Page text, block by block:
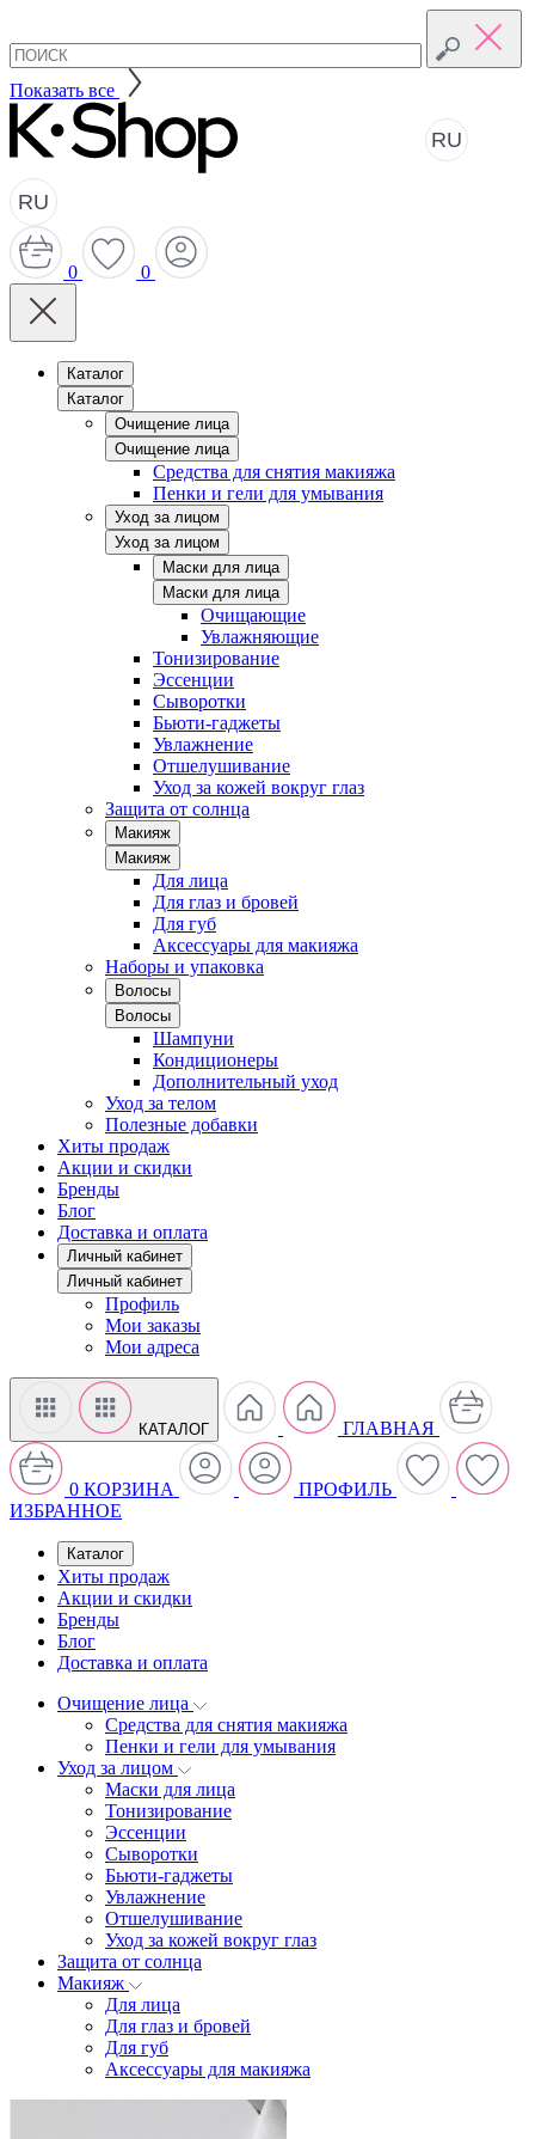
Показать все
RU
RU
0 0
Каталог
Каталог
Очищение лица
Очищение лица
Средства для снятия макияжа
Пенки и гели для умывания
Уход за лицом
Уход за лицом
Маски для лица
Маски для лица
Очищающие
Увлажняющие
Тонизирование
Эссенции
Сыворотки
Бьюти-гаджеты
Увлажнение
Отшелушивание
Уход за кожей вокруг глаз
Защита от солнца
Макияж
Макияж
Для лица
Для глаз и бровей
Для губ
Аксессуары для макияжа
Наборы и упаковка
Волосы
Волосы
Шампуни
Кондиционеры
Дополнительный уход
Уход за телом
Полезные добавки
Хиты продаж
Акции и скидки
Бренды
Блог
Доставка и оплата
Личный кабинет
Личный кабинет
Профиль
Мои заказы
Мои адреса
КАТАЛОГ ГЛАВНАЯ
0 КОРЗИНА
ПРОФИЛЬ
ИЗБРАННОЕ
Каталог
Хиты продаж
Акции и скидки
Бренды
Блог
Доставка и оплата
Очищение лица
Средства для снятия макияжа
Пенки и гели для умывания
Уход за лицом
Маски для лица
Тонизирование
Эссенции
Сыворотки
Бьюти-гаджеты
Увлажнение
Отшелушивание
Уход за кожей вокруг глаз
Защита от солнца
Макияж
Для лица
Для глаз и бровей
Для губ
Аксессуары для макияжа